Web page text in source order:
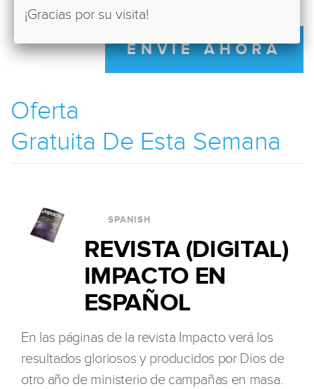
ENVIÉ AHORA
Oferta
Gratuita De Esta Semana
SPANISH
REVISTA (DIGITAL)
IMPACTO EN
ESPAÑOL
En las páginas de la revista Impacto verá los
resultados gloriosos y producidos por Dios de
otro año de ministerio de campañas en masa.
¡Gracias por su visita!